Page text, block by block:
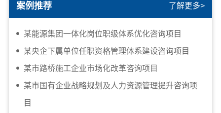
案例推荐 了解更多>
某能源集团一体化岗位职级体系优化咨询项目
某央企下属单位任职资格管理体系建设咨询项目
某市路桥施工企业市场化改革咨询项目
某市国有企业战略规划及人力资源管理提升咨询项
目